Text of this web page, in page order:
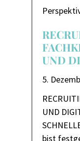
5.
UND
UND
bist